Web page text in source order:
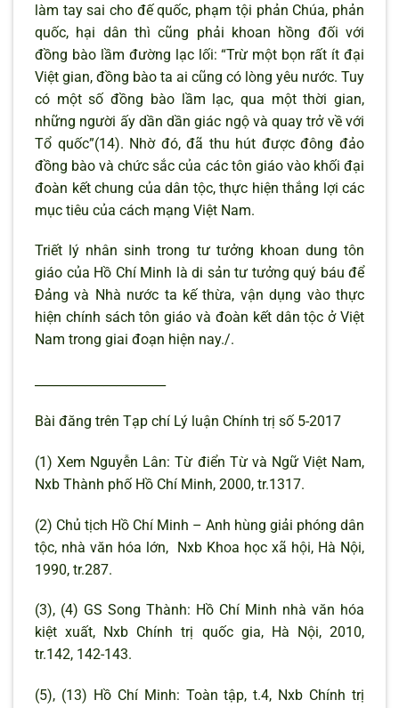
làm tay sai cho đế quốc, phạm tội phản Chúa, phản
quốc, hại dân thì cũng phải khoan hồng đối với
đồng bào lầm đường lạc lối: “Trừ một bọn rất ít đại
Việt gian, đồng bào ta ai cũng có lòng yêu nước. Tuy
có một số đồng bào lầm lạc, qua một thời gian,
những người ấy dần dần giác ngộ và quay trở về với
Tổ quốc”(14). Nhờ đó, đã thu hút được đông đảo
đồng bào và chức sắc của các tôn giáo vào khối đại
đoàn kết chung của dân tộc, thực hiện thắng lợi các
mục tiêu của cách mạng Việt Nam.
Triết lý nhân sinh trong tư tưởng khoan dung tôn
giáo của Hồ Chí Minh là di sản tư tưởng quý báu để
Đảng và Nhà nước ta kế thừa, vận dụng vào thực
hiện chính sách tôn giáo và đoàn kết dân tộc ở Việt
Nam trong giai đoạn hiện nay./.
Bài đăng trên Tạp chí Lý luận Chính trị số 5-2017
(1) Xem Nguyễn Lân: Từ điển Từ và Ngữ Việt Nam,
Nxb Thành phố Hồ Chí Minh, 2000, tr.1317.
(2) Chủ tịch Hồ Chí Minh – Anh hùng giải phóng dân
tộc, nhà văn hóa lớn, Nxb Khoa học xã hội, Hà Nội,
1990, tr.287.
(3), (4) GS Song Thành: Hồ Chí Minh nhà văn hóa
kiệt xuất, Nxb Chính trị quốc gia, Hà Nội, 2010,
tr.142, 142-143.
(5), (13) Hồ Chí Minh: Toàn tập, t.4, Nxb Chính trị